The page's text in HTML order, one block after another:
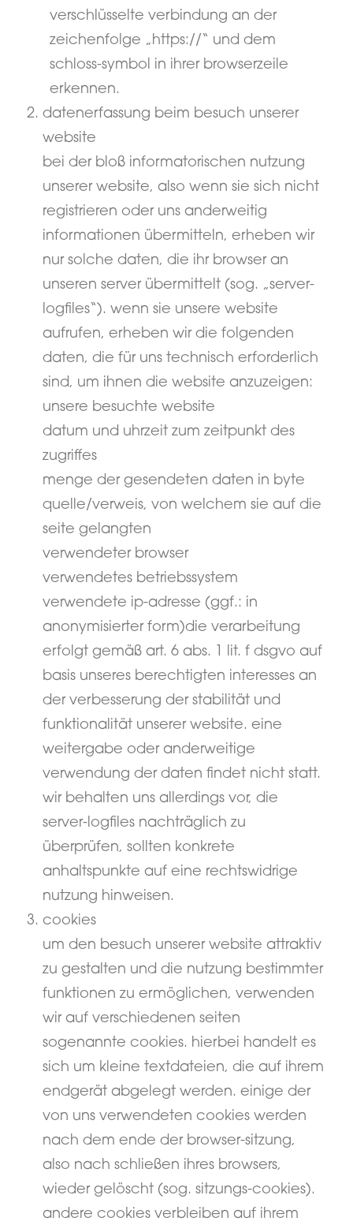
verschlüsselte verbindung an der
zeichenfolge „https://“ und dem
schloss-symbol in ihrer browserzeile
erkennen.
datenerfassung beim besuch unserer
website
bei der bloß informatorischen nutzung
unserer website, also wenn sie sich nicht
registrieren oder uns anderweitig
informationen übermitteln, erheben wir
nur solche daten, die ihr browser an
unseren server übermittelt (sog. „server-
logfiles“). wenn sie unsere website
aufrufen, erheben wir die folgenden
daten, die für uns technisch erforderlich
sind, um ihnen die website anzuzeigen:
unsere besuchte website
datum und uhrzeit zum zeitpunkt des
zugriffes
menge der gesendeten daten in byte
quelle/verweis, von welchem sie auf die
seite gelangten
verwendeter browser
verwendetes betriebssystem
verwendete ip-adresse (ggf.: in
anonymisierter form)die verarbeitung
erfolgt gemäß art. 6 abs. 1 lit. f dsgvo auf
basis unseres berechtigten interesses an
der verbesserung der stabilität und
funktionalität unserer website. eine
weitergabe oder anderweitige
verwendung der daten findet nicht statt.
wir behalten uns allerdings vor, die
server-logfiles nachträglich zu
überprüfen, sollten konkrete
anhaltspunkte auf eine rechtswidrige
nutzung hinweisen.
cookies
um den besuch unserer website attraktiv
zu gestalten und die nutzung bestimmter
funktionen zu ermöglichen, verwenden
wir auf verschiedenen seiten
sogenannte cookies. hierbei handelt es
sich um kleine textdateien, die auf ihrem
endgerät abgelegt werden. einige der
von uns verwendeten cookies werden
nach dem ende der browser-sitzung,
also nach schließen ihres browsers,
wieder gelöscht (sog. sitzungs-cookies).
andere cookies verbleiben auf ihrem